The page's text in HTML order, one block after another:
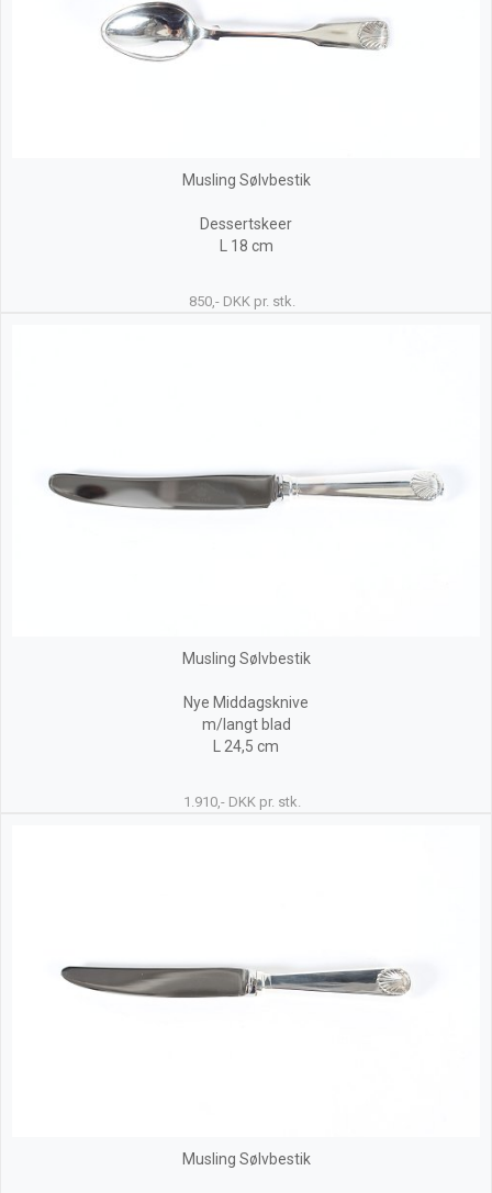
Musling Sølvbestik
Dessertskeer
L 18 cm
850,- DKK pr. stk.
Musling Sølvbestik
Nye Middagsknive
m/langt blad
L 24,5 cm
1.910,- DKK pr. stk.
Musling Sølvbestik